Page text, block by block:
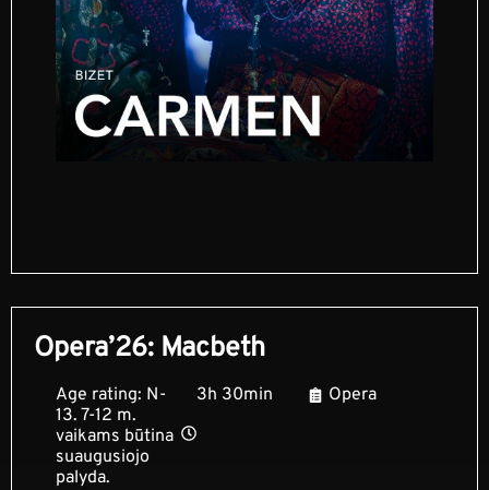
Opera’26: Macbeth
Age rating: N-
13. 7-12 m.
vaikams būtina
suaugusiojo
palyda.
3h 30min Opera